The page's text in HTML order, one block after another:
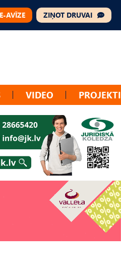
E-AVĪZE ZIŅOT DRUVAI
VIDEO PROJEKTI